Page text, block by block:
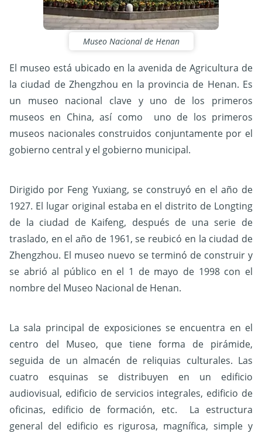
Museo Nacional de Henan
El museo está ubicado en la avenida de Agricultura de
la ciudad de Zhengzhou en la provincia de Henan. Es
un museo nacional clave y uno de los primeros
museos en China, así como uno de los primeros
museos nacionales construidos conjuntamente por el
gobierno central y el gobierno municipal.
Dirigido por Feng Yuxiang, se construyó en el año de
1927. El lugar original estaba en el distrito de Longting
de la ciudad de Kaifeng, después de una serie de
traslado, en el año de 1961, se reubicó en la ciudad de
Zhengzhou. El museo nuevo se terminó de construir y
se abrió al público en el 1 de mayo de 1998 con el
nombre del Museo Nacional de Henan.
La sala principal de exposiciones se encuentra en el
centro del Museo, que tiene forma de pirámide,
seguida de un almacén de reliquias culturales. Las
cuatro esquinas se distribuyen en un edificio
audiovisual, edificio de servicios integrales, edificio de
oficinas, edificio de formación, etc. La estructura
general del edificio es rigurosa, magnífica, simple y